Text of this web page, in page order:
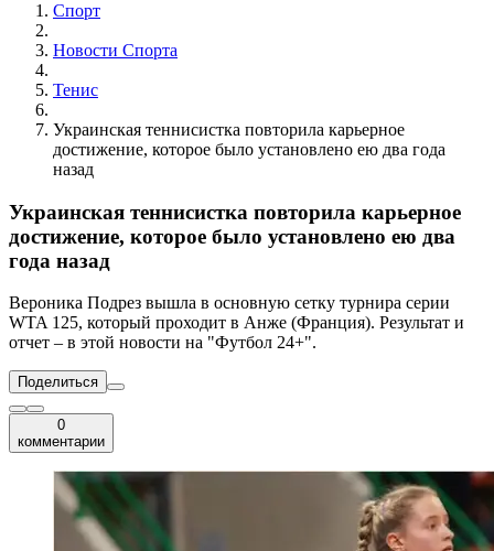
Спорт
Новости Cпорта
Тенис
Украинская теннисистка повторила карьерное
достижение, которое было установлено ею два года
назад
Украинская теннисистка повторила карьерное
достижение, которое было установлено ею два
года назад
Вероника Подрез вышла в основную сетку турнира серии
WTA 125, который проходит в Анже (Франция). Результат и
отчет – в этой новости на "Футбол 24+".
Поделиться
0
комментарии